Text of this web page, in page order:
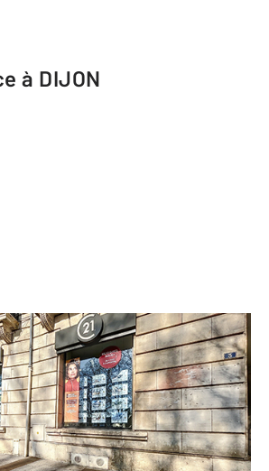
à DIJON
21 Martinot Immobilier
de la République
DIJON - 21000
Envoyer un message